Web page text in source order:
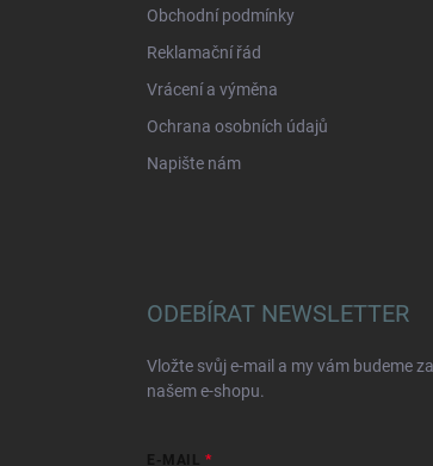
Obchodní podmínky
Reklamační řád
Vrácení a výměna
Ochrana osobních údajů
Napište nám
ODEBÍRAT NEWSLETTER
Vložte svůj e-mail a my vám budeme
našem e-shopu.
E-MAIL